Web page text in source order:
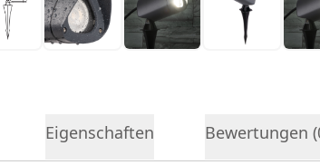
Eigenschaften Bewertungen (